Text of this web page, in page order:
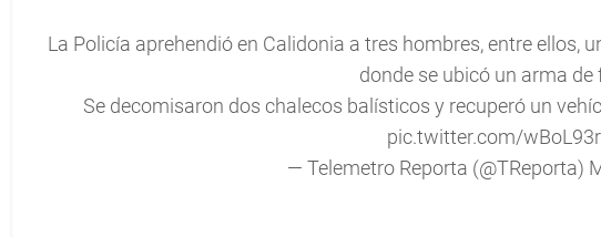
La Policía aprehendió en Calidonia a tres hombres, entre ellos,
donde se ubicó un arma de
Se decomisaron dos chalecos balísticos y recuperó un
pic.twitter.com/
— Telemetro Reporta (@TReporta)